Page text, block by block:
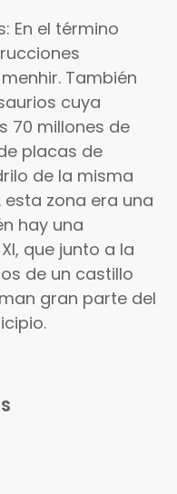
En el término
También
cuya
70 millones de
placas de
de la misma
zona era una
hay una
que junto a la
de un castillo
gran parte del